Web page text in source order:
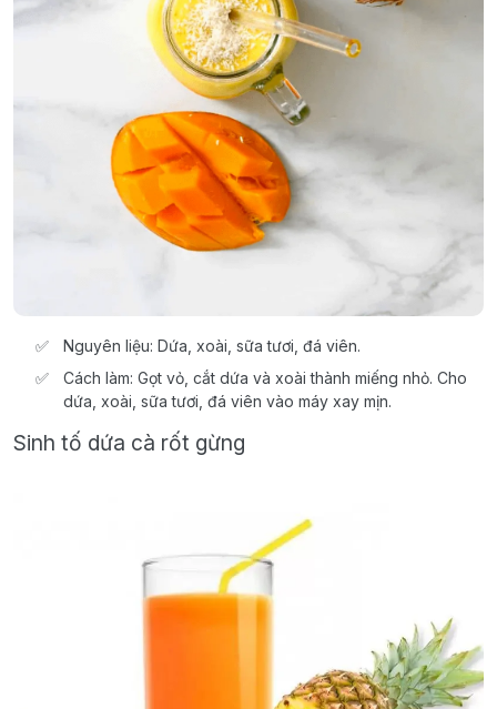
Nguyên liệu: Dứa, xoài, sữa tươi, đá viên.
Cách làm: Gọt vỏ, cắt dứa và xoài thành miếng nhỏ. Cho
dứa, xoài, sữa tươi, đá viên vào máy xay mịn.
Sinh tố dứa cà rốt gừng